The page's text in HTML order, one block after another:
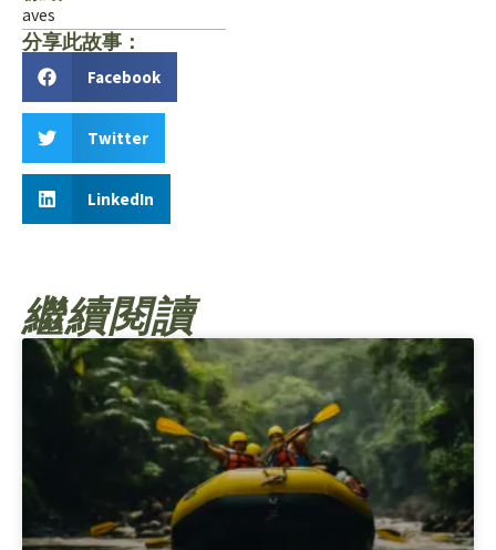
aves
分享此故事：
Facebook
Twitter
LinkedIn
繼續閱讀